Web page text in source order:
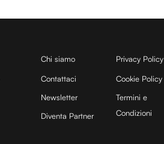
Chi siamo
Contattaci
Newsletter
Diventa Partner
Privacy Policy
Cookie Policy
Termini e
Condizioni